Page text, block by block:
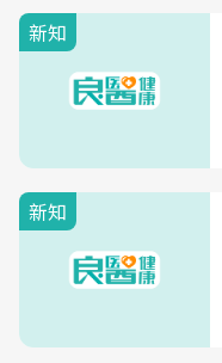
新知
新知